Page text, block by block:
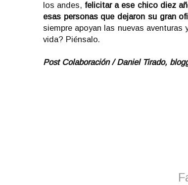
los andes, felicitar a ese chico diez
esas personas que dejaron su gran
siempre apoyan las nuevas aventuras
vida? Piénsalo.
Post Colaboración / Daniel Tirado,